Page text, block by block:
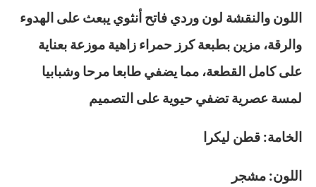
اللون والنقشة لون وردي فاتح أنثوي يبعث على الهدوء
والرقة، مزين بطبعة كرز حمراء زاهية موزعة بعناية
على كامل القطعة، مما يضفي طابعا مرحا وشبابيا
لمسة عصرية تضفي حيوية على التصميم
الخامة: قطن ليكرا
اللون: مشجر